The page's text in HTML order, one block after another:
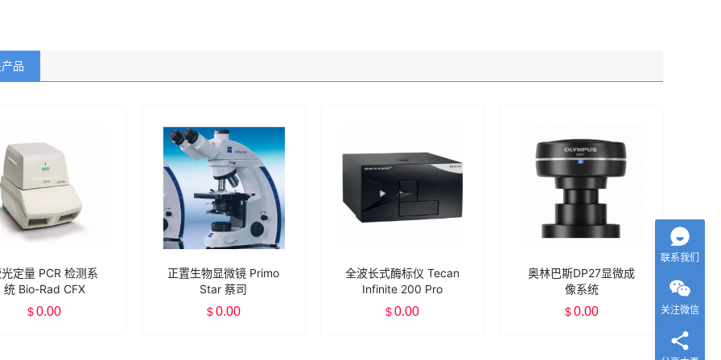
品
定量 PCR 检测系
统 Bio-Rad CFX
Connect™
$ 0.00
正置生物显微镜 Primo
Star 蔡司
$ 0.00
全波长式酶标仪 Tecan
Infinite 200 Pro
$ 0.00
奥林巴斯DP27显微成
像系统
$ 0.00
联系我们
关注微信